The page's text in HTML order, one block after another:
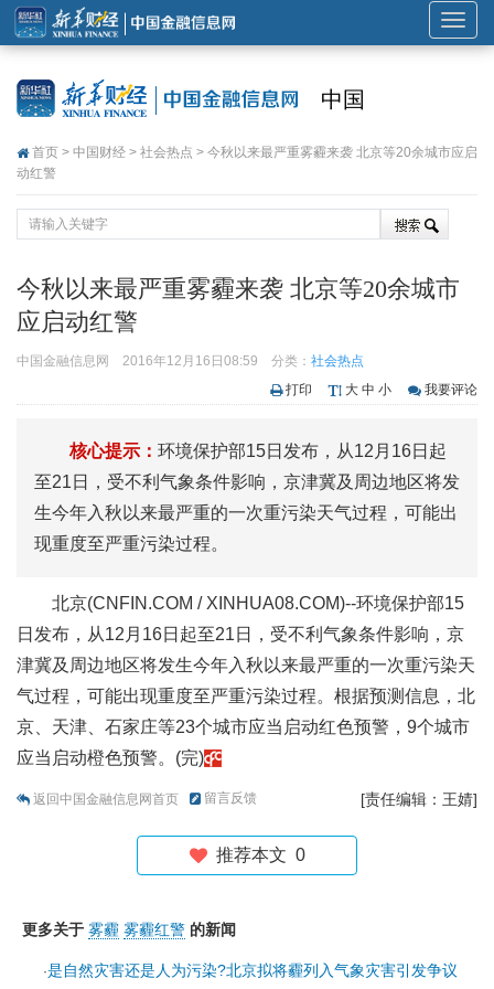
展
开
导
中国
首页 > 中国财经 > 社会热点 > 今秋以来最严重雾霾来袭 北京等20余城市应启
动红警
今秋以来最严重雾霾来袭 北京等20余城市
应启动红警
中国金融信息网 2016年12月16日08:59 分类： 社会热点
打印
大 中 小 我要评论
核心提示： 环境保护部15日发布，从12月16日起
至21日，受不利气象条件影响，京津冀及周边地区将发
生今年入秋以来最严重的一次重污染天气过程，可能出
现重度至严重污染过程。
北京(CNFIN.COM / XINHUA08.COM)--环境保护部15
日发布，从12月16日起至21日，受不利气象条件影响，京
津冀及周边地区将发生今年入秋以来最严重的一次重污染天
气过程，可能出现重度至严重污染过程。根据预测信息，北
京、天津、石家庄等23个城市应当启动红色预警，9个城市
应当启动橙色预警。(完)
返回中国金融信息网首页 留言反馈 [责任编辑：王婧]
推荐本文 0
更多关于 雾霾 雾霾红警 的新闻
·是自然灾害还是人为污染?北京拟将霾列入气象灾害引发争议